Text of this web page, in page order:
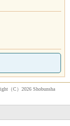
（C）2026 Shobunsha